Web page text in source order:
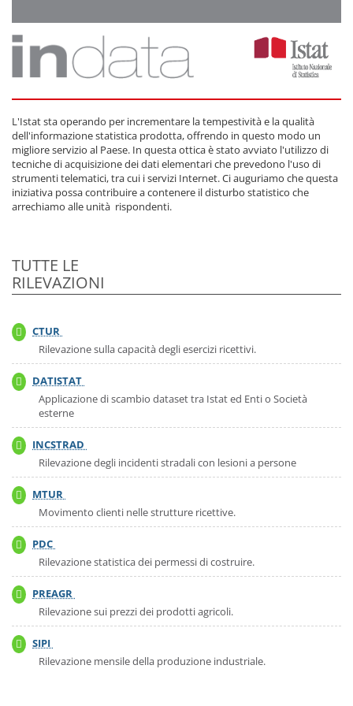
direttamente
a:
Contenuto
principale
Contenuto
L'Istat sta operando per incrementare la tempestività e la qualità
dell'informazione statistica prodotta, offrendo in questo modo un
migliore servizio al Paese. In questa ottica è stato avviato l'utilizzo di
tecniche di acquisizione dei dati elementari che prevedono l'uso di
strumenti telematici, tra cui i servizi Internet. Ci auguriamo che questa
iniziativa possa contribuire a contenere il disturbo statistico che
arrechiamo alle unità rispondenti.
Inizio
Contenuto
TUTTE LE
RILEVAZIONI
rilevazioni
statistiche
indagini
possono
essere:
corso,
in
via
chiusura
oppure
concluse.
Rilevazione
attiva
CTUR
Rilevazione sulla capacità degli esercizi ricettivi.
Rilevazione
attiva
DATISTAT
Applicazione di scambio dataset tra Istat ed Enti o Società
esterne
Rilevazione
attiva
INCSTRAD
Rilevazione degli incidenti stradali con lesioni a persone
Rilevazione
attiva
MTUR
Movimento clienti nelle strutture ricettive.
Rilevazione
attiva
PDC
Rilevazione statistica dei permessi di costruire.
Rilevazione
attiva
PREAGR
Rilevazione sui prezzi dei prodotti agricoli.
Rilevazione
attiva
SIPI
Rilevazione mensile della produzione industriale.